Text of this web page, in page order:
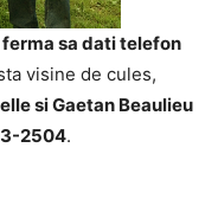
sa dati telefon
visine de cules,
si Gaetan Beaulieu
2504.